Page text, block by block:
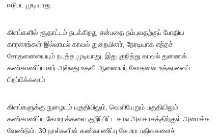
ஈடுபட முடியாது.
கிளப்களில் சூதாட்டம் நடக்கிறது என்பதை நம்புவதற்குப் போதிய
காரணங்கள் இல்லாமல் காவல் துறையினர், நேரடியாக எந்தச்
சோதனையையும் நடத்த முடியாது. இது குறித்து காவல் துணைக்
கண்காணிப்பாளர் அல்லது உதவி ஆணையர் சோதனை உத்தரவைப்
பிறப்பிக்கலாம்
கிளப்களுக்கு நுழையும் பகுதியிலும், வெளியேறும் பகுதியிலும்
கண்காணிப்பு கேமராக்களை குறிப்பிட்ட கால அவகாசத்திற்குள் அமைக்க
வேண்டும். 30 நாள்களின் கண்காணிப்பு கேமரா பதிவுகளைச்